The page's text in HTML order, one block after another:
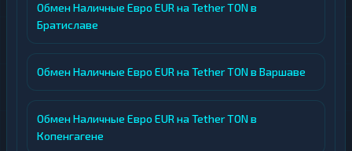
Обмен Наличные Евро EUR на Tether TON в
Братиславе
Обмен Наличные Евро EUR на Tether TON в Варшаве
Обмен Наличные Евро EUR на Tether TON в
Копенгагене